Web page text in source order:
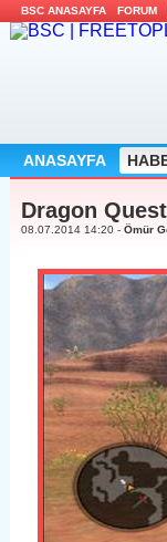
BSC ANASAYFA FORUM
ANASAYFA
Dragon
08.07.2014 14:20 - Ömür